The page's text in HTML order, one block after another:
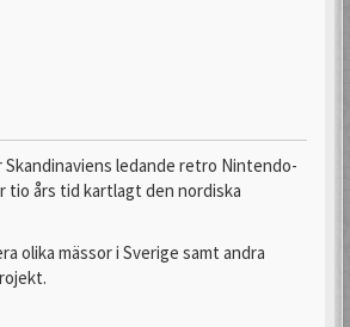
Skandinaviens ledande retro Nintendo-
tio års tid kartlagt den nordiska
olika mässor i Sverige samt andra